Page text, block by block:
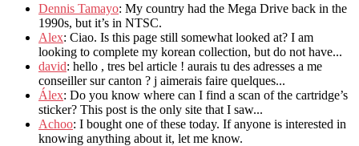
Dennis Tamayo: My country had the Mega Drive back in the
1990s, but it’s in NTSC.
Alex: Ciao. Is this page still somewhat looked at? I am
looking to complete my korean collection, but do not have...
david: hello , tres bel article ! aurais tu des adresses a me
conseiller sur canton ? j aimerais faire quelques...
Álex: Do you know where can I find a scan of the cartridge’s
sticker? This post is the only site that I saw...
Achoo: I bought one of these today. If anyone is interested in
knowing anything about it, let me know.